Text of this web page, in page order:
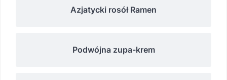
Azjatycki rosół Ramen
Podwójna zupa-krem